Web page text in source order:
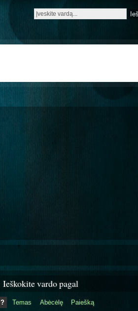
Ieškokite vardo pagal
? Temas Abėcėlę
Paiešką